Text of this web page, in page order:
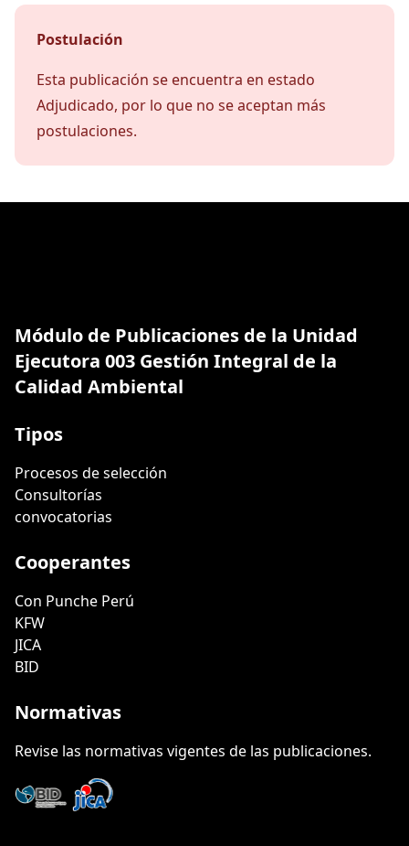
Postulación
Esta publicación se encuentra en estado
Adjudicado, por lo que no se aceptan más
postulaciones.
Módulo de Publicaciones de la Unidad
Ejecutora 003 Gestión Integral de la
Calidad Ambiental
Tipos
Procesos de selección
Consultorías
convocatorias
Cooperantes
Con Punche Perú
KFW
JICA
BID
Normativas
Revise las normativas vigentes de las publicaciones.